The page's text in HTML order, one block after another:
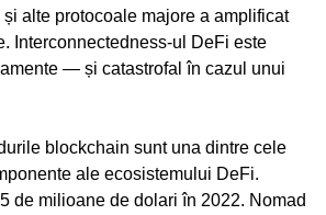
alte protocoale majore a amplificat
Interconnectedness-ul DeFi este
— și catastrofal în cazul unui
blockchain sunt una dintre cele
ale ecosistemului DeFi.
de milioane de dolari în 2022. Nomad